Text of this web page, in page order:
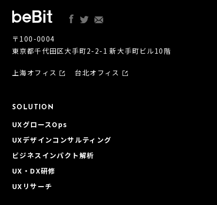
〒100-0004
東京都千代田区大手町2-2-1 新大手町ビル10階
上海オフィス 台北オフィス
SOLUTION
UXグロースOps
UXデザインコンサルティング
ビジネスインパクト解析
UX・DX研修
UXリサーチ